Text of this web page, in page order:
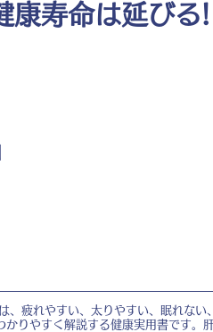
康寿命は延びる!
、疲れやすい、太りやすい、眠れな
りやすく解説する健康実用書です。